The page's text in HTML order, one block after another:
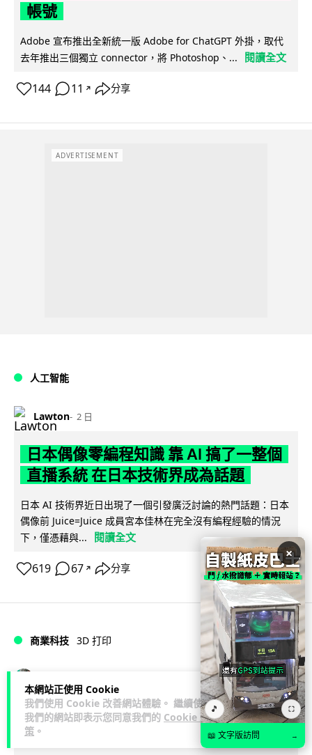
本網站正使用 Cookie
我們使用 Cookie 改善網站體驗。 繼續使用
我們的網站即表示您同意我們的 Cookie 政
策 。
帳號
Adobe 宣布推出全新統一版 Adobe for ChatGPT 外掛，取代
去年推出三個獨立 connector，將 Photoshop、...
閱讀全文
144 11 ↗ 分享
ADVERTISEMENT
人工智能
Lawton 2 日
日本偶像零編程知識 靠 AI 搞了一整個
直播系統 在日本技術界成為話題
日本 AI 技術界近日出現了一個引發廣泛討論的熱門話題：日本
偶像前 Juice=Juice 成員宮本佳林在完全沒有編程經驗的情況
下，僅憑藉與...
閱讀全文
619 67 ↗ 分享
商業科技 3D 打印
中三巴士鐵路迷 自製紙皮遙控巴士 門,
水撥識郁 + 實時GPS報站
×
🎵 ⛶
📖 文字版訪問 →